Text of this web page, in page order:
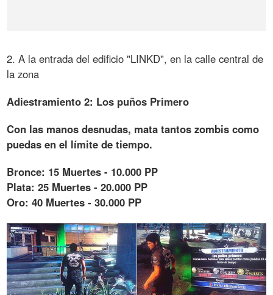
2. A la entrada del edificio "LINKD", en la calle central de
la zona
Adiestramiento 2: Los puños Primero
Con las manos desnudas, mata tantos zombis como
puedas en el límite de tiempo.
Bronce: 15 Muertes - 10.000 PP
Plata: 25 Muertes - 20.000 PP
Oro: 40 Muertes - 30.000 PP